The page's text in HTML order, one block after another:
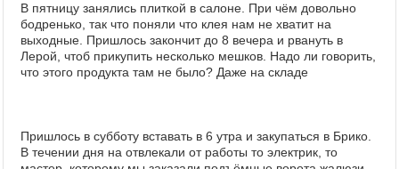
В пятницу занялись плиткой в салоне. При чём довольно
бодренько, так что поняли что клея нам не хватит на
выходные. Пришлось закончит до 8 вечера и рвануть в
Лерой, чтоб прикупить несколько мешков. Надо ли говорить,
что этого продукта там не было? Даже на складе
Пришлось в субботу вставать в 6 утра и закупаться в Брико.
В течении дня на отвлекали от работы то электрик, то